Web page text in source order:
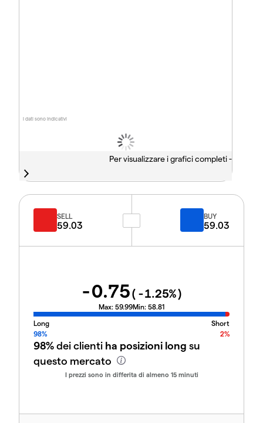
I dati sono indicativi
Per visualizzare i grafici completi -
SELL
59.03
BUY
59.03
-0.75( -1.25%)
Max: 59.99Min: 58.81
Long
Short
98%
2%
98%dei clienti ha posizioni long su
questo mercato
I prezzi sono in differita di almeno 15 minuti